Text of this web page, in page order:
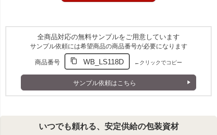
全商品対応の無料サンプルをご用意しています
サンプル依頼には希望商品の商品番号が必要になります
商品番号 WB_LS118D ←クリックでコピー
サンプル依頼はこちら
いつでも頼れる、安定供給の包装資材